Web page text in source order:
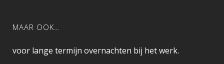
MAAR OOK…
voor lange termijn overnachten bij het werk.